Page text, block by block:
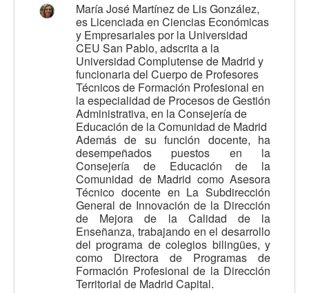
Artículos
Recursos
Observatorio EB
María José Martínez de Lis González,
es Licenciada en Ciencias Económicas
y Empresariales por la Universidad
CEU San Pablo, adscrita a la
Universidad Complutense de Madrid y
funcionaria del Cuerpo de Profesores
Técnicos de Formación Profesional en
la especialidad de Procesos de Gestión
Administrativa, en la Consejería de
Educación de la Comunidad de Madrid
Además de su función docente, ha
desempeñados puestos en la
Consejería de Educación de la
Comunidad de Madrid como Asesora
Técnico docente en La Subdirección
General de Innovación de la Dirección
de Mejora de la Calidad de la
Enseñanza, trabajando en el desarrollo
del programa de colegios bilingües, y
como Directora de Programas de
Formación Profesional de la Dirección
Territorial de Madrid Capital.